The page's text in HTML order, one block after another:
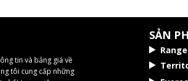
tin và bảng giá về
tôi cung cấp những
SẢN